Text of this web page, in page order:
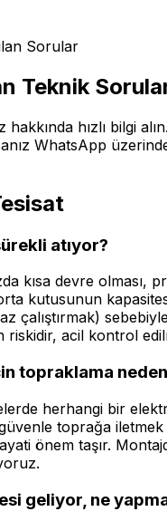
Sorular
Teknik
hızlı bilgi
WhatsApp
atıyor?
kısa devre olması,
kutusunun
çalıştırmak)
riskidir, acil kontrol
topraklama
herhangi bir
toprağa
önem taşır.
geliyor, ne